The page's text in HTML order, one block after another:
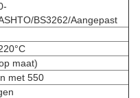
BS3262/Aangepast
maat)
met 550